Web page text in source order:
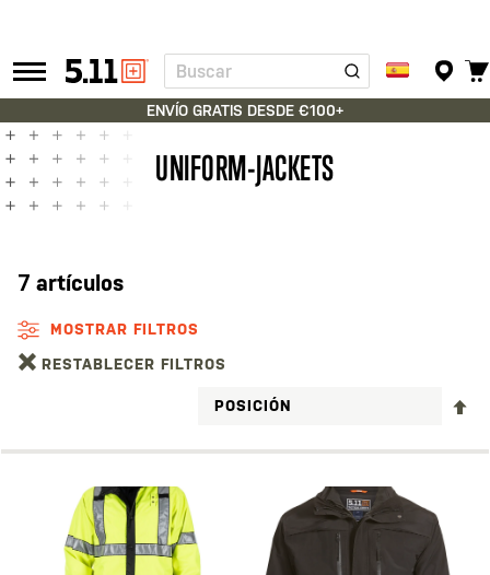
Tactical
Gear
Buscar
ENVÍO GRATIS DESDE €100+
UNIFORM-JACKETS
7 artículos
MOSTRAR FILTROS
RESTABLECER FILTROS